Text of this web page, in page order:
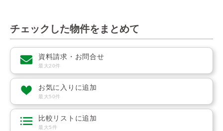
チェックした物件をまとめて
資料請求・お問合せ
最大20件
お気に入りに追加
最大50件
比較リストに追加
最大5件